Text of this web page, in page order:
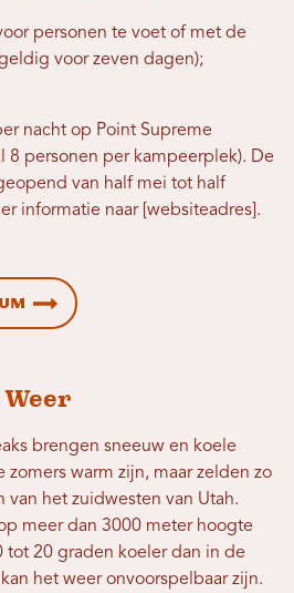
personen te voet of met de
voor zeven dagen);
nacht op Point Supreme
8 personen per kampeerplek). De
van half mei tot half
informatie naar [websiteadres].
brengen sneeuw en koele
warm zijn, maar zelden zo
van het zuidwesten van Utah.
meer dan 3000 meter hoogte
tot 20 graden koeler dan in de
het weer onvoorspelbaar zijn.